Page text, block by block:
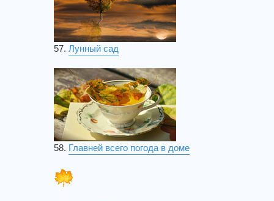
57. Лунный сад
58. Главней всего погода в доме